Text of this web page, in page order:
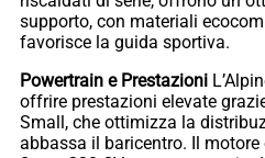
supporto, con materiali
favorisce la guida sportiva.
Powertrain e Prestazioni
offrire prestazioni elevate
Small, che ottimizza la
abbassa il baricentro. Il